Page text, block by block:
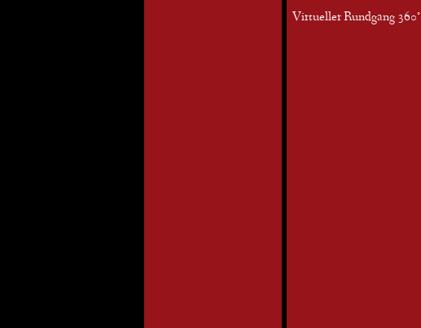
Virtueller Rundgang 360°